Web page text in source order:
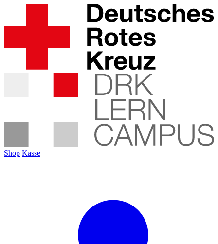
Shop Kasse